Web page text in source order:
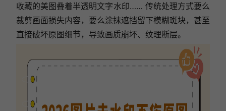
收藏的美图叠着半透明文字水印…… 传统处理方式要么
裁剪画面损失内容，要么涂抹遮挡留下模糊斑块，甚至
直接破坏原图细节，导致画质崩坏、纹理断层。